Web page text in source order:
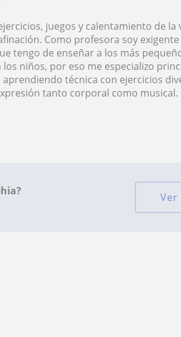
juegos y calentamiento de la
Como profesora soy
tengo de enseñar a los más
niños, por eso me especializo
técnica con ejercicios
tanto corporal como musical.